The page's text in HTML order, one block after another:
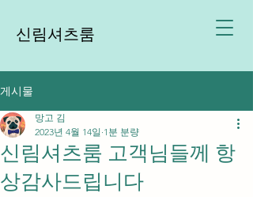
신림셔츠룸
게시물
신림셔츠룸 고객님들께 항
상감사드립니다
망고 김
2023년 4월 14일 1분 분량